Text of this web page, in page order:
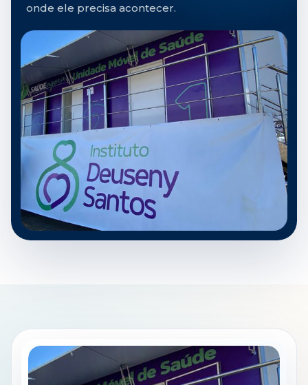
onde ele precisa acontecer.